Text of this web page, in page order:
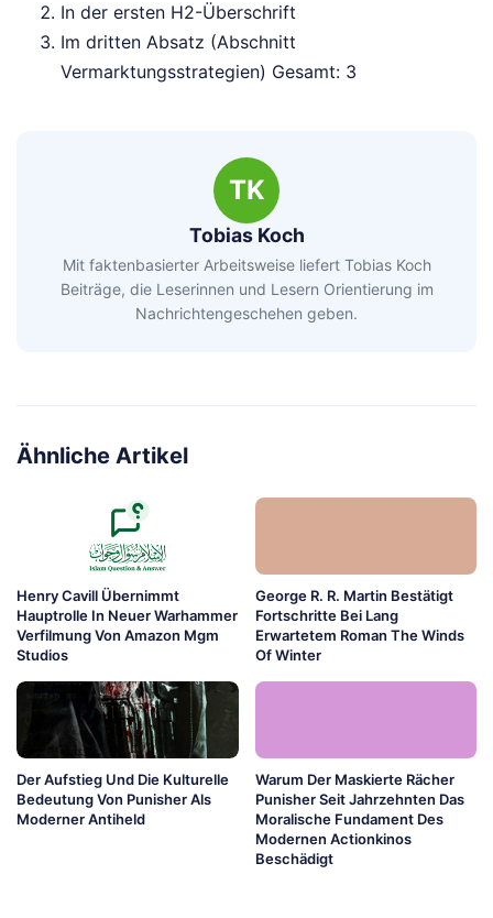
In der ersten H2-Überschrift
Im dritten Absatz (Abschnitt
Vermarktungsstrategien) Gesamt: 3
TK
Tobias Koch
Mit faktenbasierter Arbeitsweise liefert Tobias Koch
Beiträge, die Leserinnen und Lesern Orientierung im
Nachrichtengeschehen geben.
Ähnliche Artikel
Henry Cavill Übernimmt
Hauptrolle In Neuer Warhammer
Verfilmung Von Amazon Mgm
Studios
George R. R. Martin Bestätigt
Fortschritte Bei Lang
Erwartetem Roman The Winds
Of Winter
Der Aufstieg Und Die Kulturelle
Bedeutung Von Punisher Als
Moderner Antiheld
Warum Der Maskierte Rächer
Punisher Seit Jahrzehnten Das
Moralische Fundament Des
Modernen Actionkinos
Beschädigt